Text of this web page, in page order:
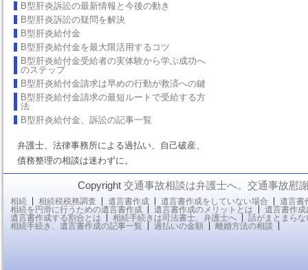
B型肝炎訴訟の最新情報と今後の動き
B型肝炎訴訟の疑問を解決
B型肝炎給付金
B型肝炎給付金を最大限活用するコツ
B型肝炎給付金受給者の実体験から学ぶ成功へ
のステップ
B型肝炎給付金請求は早めの行動が救済への鍵
B型肝炎給付金請求の最短ルートで受給する方
法
B型肝炎給付金、訴訟の記事一覧
弁護士、法律事務所による過払い、自己破産、
債務整理の相談は迷わずに。
Copyright 交通事故相談は弁護士へ。交通事故慰
相続 相続税税務調査 遺言書作成 遺言書作成をしていない場合
遺言書
相続を円滑に行うための遺言書作成
遺言書作成のメリットとは
遺言書作
遺言書作成する割合とは
相続手続きは司法書士、弁護士へ
話がまとまら
相続手続き、遺言書作成の記事一覧
過払いの金額 離婚方法の相談